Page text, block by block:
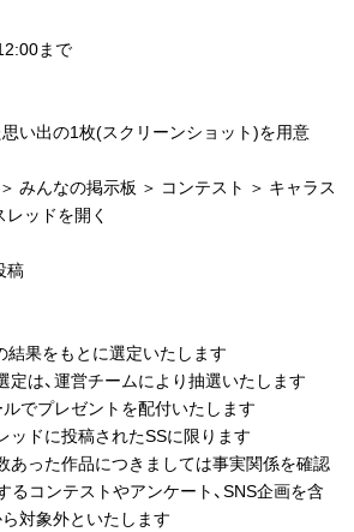
まで
い出の1枚(スクリーンショット)を用意
みんなの掲示板 ＞ コンテスト ＞ キャラス
レッドを開く
稿
結果をもとに選定いたします
定は、運営チームにより抽選いたします
ルでプレゼントを配付いたします
ッドに投稿されたSSに限ります
あった作品につきましては事実関係を確認
るコンテストやアンケート、SNS企画を含
対象外といたします